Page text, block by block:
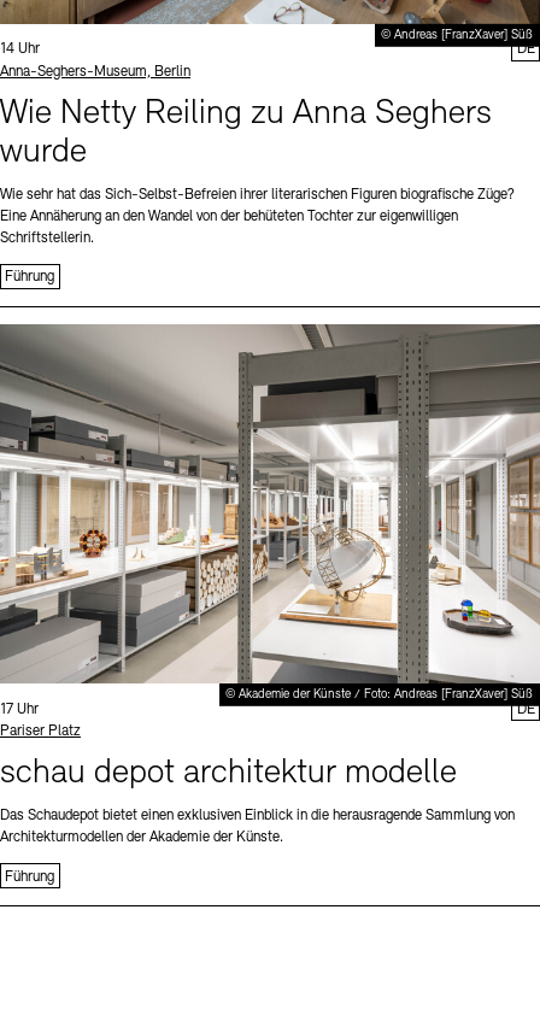
© Andreas [FranzXaver] Süß
Uhrzeit:
14 Uhr
Standort
Anna-Seghers-Museum, Berlin
Wie Netty Reiling zu Anna Seghers
wurde
Wie sehr hat das Sich-Selbst-Befreien ihrer literarischen Figuren biografische Züge?
Eine Annäherung an den Wandel von der behüteten Tochter zur eigenwilligen
Schriftstellerin.
Führung
DE
© Akademie der Künste / Foto: Andreas [FranzXaver] Süß
Uhrzeit:
17 Uhr
Standort
Pariser Platz
schau depot architektur modelle
Das Schaudepot bietet einen exklusiven Einblick in die herausragende Sammlung von
Architekturmodellen der Akademie der Künste.
Führung
DE